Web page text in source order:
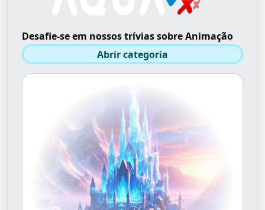
Desafie-se em nossos trívias sobre Animação
Abrir categoria